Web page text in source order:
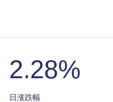
2.28%
日涨跌幅